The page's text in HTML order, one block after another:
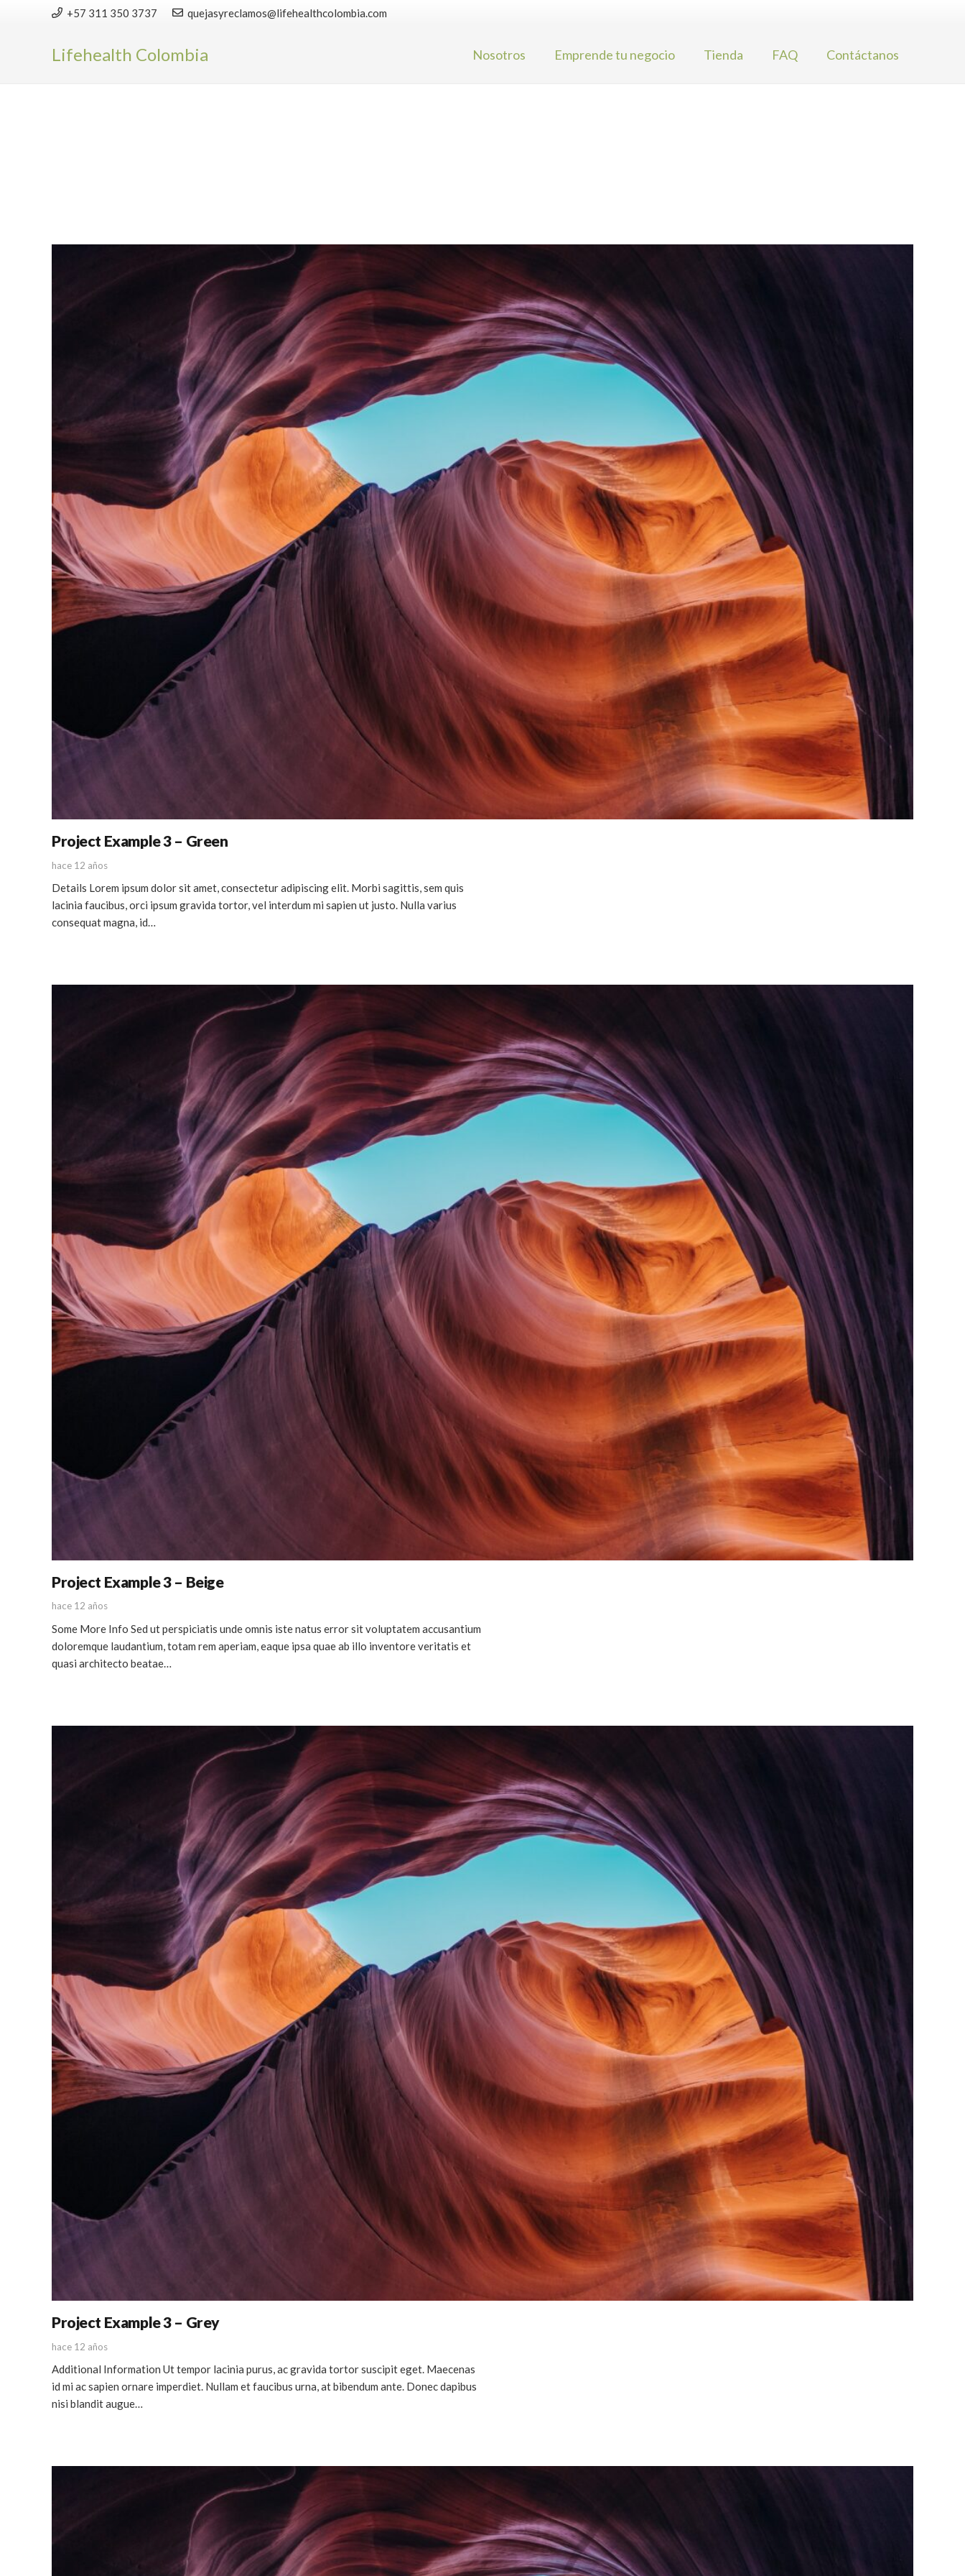
+57 311 350 3737 quejasyreclamos@lifehealthcolombia.com
Lifehealth Colombia Nosotros Emprende tu negocio Tienda FAQ Contáctanos
Project Example 3 – Green
hace 12 años
Details Lorem ipsum dolor sit amet, consectetur adipiscing elit. Morbi sagittis, sem quis
lacinia faucibus, orci ipsum gravida tortor, vel interdum mi sapien ut justo. Nulla varius
consequat magna, id…
Project Example 3 – Beige
hace 12 años
Some More Info Sed ut perspiciatis unde omnis iste natus error sit voluptatem accusantium
doloremque laudantium, totam rem aperiam, eaque ipsa quae ab illo inventore veritatis et
quasi architecto beatae…
Project Example 3 – Grey
hace 12 años
Additional Information Ut tempor lacinia purus, ac gravida tortor suscipit eget. Maecenas
id mi ac sapien ornare imperdiet. Nullam et faucibus urna, at bibendum ante. Donec dapibus
nisi blandit augue…